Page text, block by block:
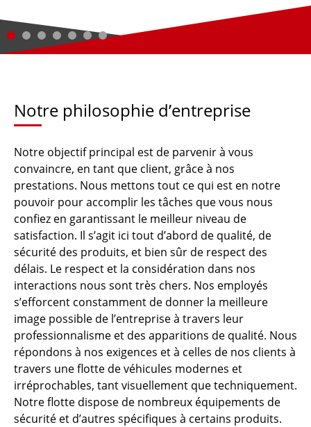
Notre philosophie d’entreprise
Notre objectif principal est de parvenir à vous
convaincre, en tant que client, grâce à nos
prestations. Nous mettons tout ce qui est en notre
pouvoir pour accomplir les tâches que vous nous
confiez en garantissant le meilleur niveau de
satisfaction. Il s’agit ici tout d’abord de qualité, de
sécurité des produits, et bien sûr de respect des
délais. Le respect et la considération dans nos
interactions nous sont très chers. Nos employés
s’efforcent constamment de donner la meilleure
image possible de l’entreprise à travers leur
professionnalisme et des apparitions de qualité. Nous
répondons à nos exigences et à celles de nos clients à
travers une flotte de véhicules modernes et
irréprochables, tant visuellement que techniquement.
Notre flotte dispose de nombreux équipements de
sécurité et d’autres spécifiques à certains produits.